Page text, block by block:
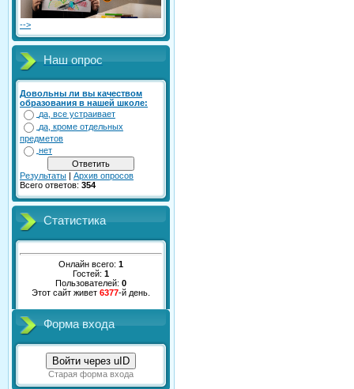
-->
Наш опрос
Довольны ли вы качеством
образования в нашей школе:
да, все устраивает
да, кроме отдельных
предметов
нет
Результаты | Архив опросов
Всего ответов: 354
Статистика
Онлайн всего: 1
Гостей: 1
Пользователей: 0
Этот сайт живет 6377-й день.
Форма входа
Войти через uID
Старая форма входа